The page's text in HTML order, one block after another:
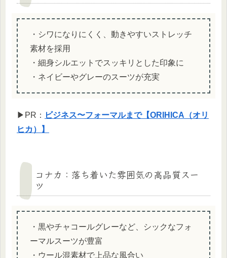
・シワになりにくく、動きやすいストレッチ
素材を採用
・細身シルエットでスッキリとした印象に
・ネイビーやグレーのスーツが充実
▶PR： ビジネス〜フォーマルまで【ORIHICA（オリ
ヒカ）】
コナカ：落ち着いた雰囲気の高品質スー
ツ
・黒やチャコールグレーなど、シックなフォ
ーマルスーツが豊富
・ウール混素材で上品な風合い